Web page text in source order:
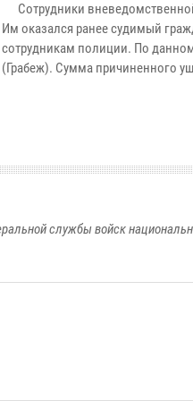
Сотрудники
Им оказался ранее судимый
сотрудникам полиции. По
(Грабеж). Сумма причиненного
службы войск